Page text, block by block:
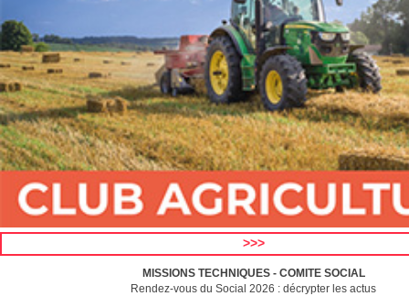
>>>
MISSIONS TECHNIQUES - COMITE SOCIAL
Rendez-vous du Social 2026 : décrypter les actus